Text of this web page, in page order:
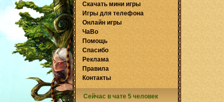
Скачать мини игры
Игры для телефона
Онлайн игры
ЧаВо
Помощь
Спасибо
Реклама
Правила
Контакты
Сейчас в чате 5 человек